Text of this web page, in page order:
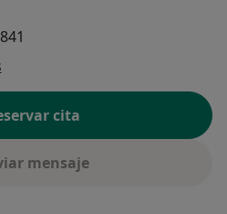
cita
mensaje